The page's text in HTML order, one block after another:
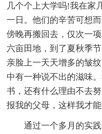
几个个上大学吗!我在家
一日。他们的辛苦可想
傍晚再搬回去，仅次一
六亩田地，到了夏秋季
亲脸上一天天增多的皱
中有一种说不出的滋味
书，还有什么理由不去
报我的父母，这样我才能
通过一个多月的实践